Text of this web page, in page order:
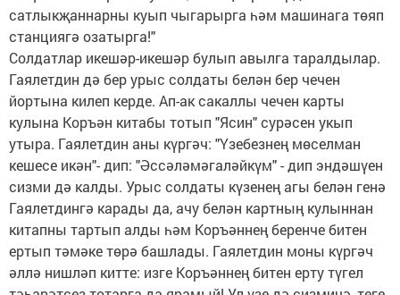
сатлыкҗаннарны куып чыгарырга һәм машинага төяп
станциягә озатырга!"
Солдатлар икешәр-икешәр булып авылга таралдылар.
Гаялетдин дә бер урыс солдаты белән бер чечен
йортына килеп керде. Ап-ак сакаллы чечен карты
кулына Коръән китабы тотып "Ясин" сурәсен укып
утыра. Гаялетдин аны күргәч: "Үзебезнең мөселман
кешесе икән"- дип: "Әссәләмәгаләйкүм" - дип эндәшүен
сизми дә калды. Урыс солдаты күзенең агы белән генә
Гаялетдингә карады да, ачу белән картның кулыннан
китапны тартып алды һәм Коръәннең беренче битен
ертып тәмәке төрә башлады. Гаялетдин моны күргәч
әллә нишләп китте: изге Коръәннең битен ерту түгел